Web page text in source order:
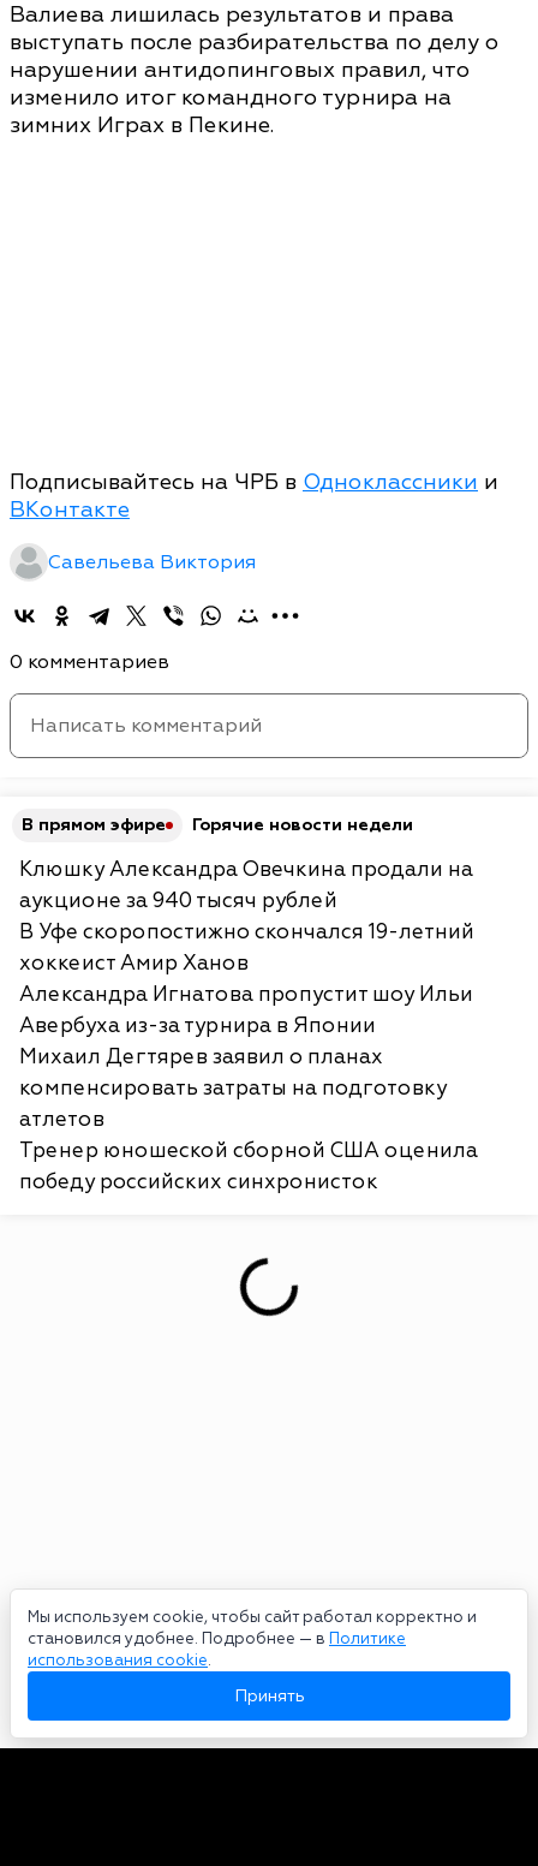
Мы используем cookie, чтобы сайт работал корректно и
становился удобнее. Подробнее — в Политике
использования cookie.
Принять
Валиева лишилась результатов и права
выступать после разбирательства по делу о
нарушении антидопинговых правил, что
изменило итог командного турнира на
зимних Играх в Пекине.
Подписывайтесь на ЧРБ в Одноклассники и
ВКонтакте
Савельева Виктория
0 комментариев
В прямом эфире Горячие новости недели
Клюшку Александра Овечкина продали на
аукционе за 940 тысяч рублей
В Уфе скоропостижно скончался 19-летний
хоккеист Амир Ханов
Александра Игнатова пропустит шоу Ильи
Авербуха из-за турнира в Японии
Михаил Дегтярев заявил о планах
компенсировать затраты на подготовку
атлетов
Тренер юношеской сборной США оценила
победу российских синхронисток